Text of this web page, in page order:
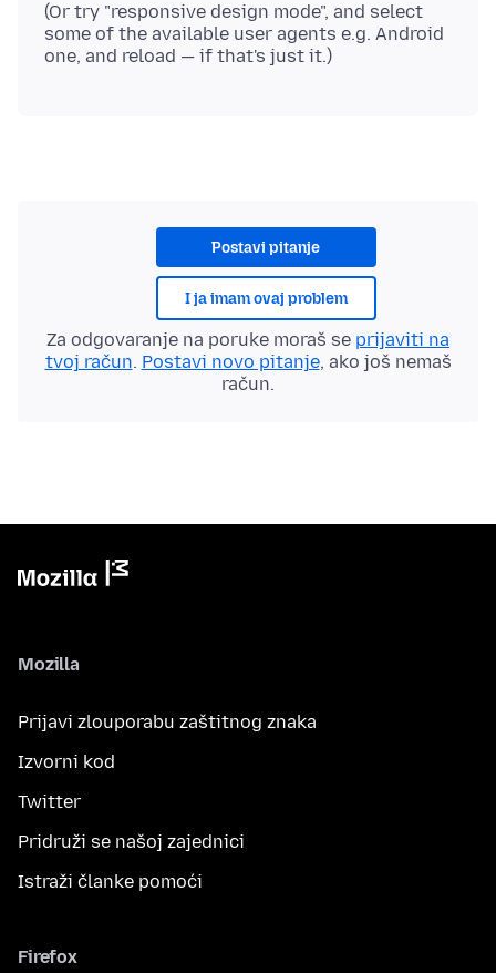
(Or try "responsive design mode", and select
some of the available user agents e.g. Android
Postavi pitanje
I ja imam ovaj problem
Za odgovaranje na poruke moraš se prijaviti na
tvoj račun. Postavi novo pitanje, ako još nemaš
račun.
Mozilla
Prijavi zlouporabu zaštitnog znaka
Izvorni kod
Twitter
Pridruži se našoj zajednici
Istraži članke pomoći
Firefox